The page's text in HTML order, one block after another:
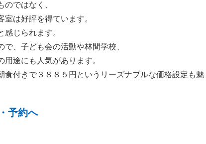
のではなく、
は好評を得ています。
じられます。
、子ども会の活動や林間学校、
途にも人気があります。
食付きで３８８５円というリーズナブルな価格設定も魅
予約へ